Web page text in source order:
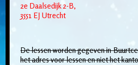
2e Daalsedijk 2-B,
3551 EJ Utrecht
De lessen worden gegeven in
het adres voor lessen en niet het